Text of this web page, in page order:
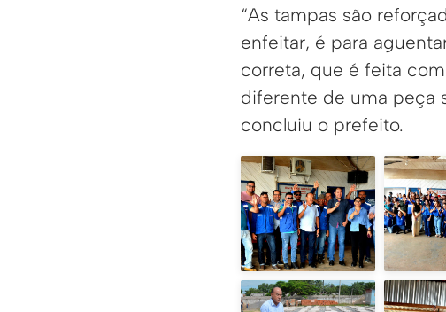
“As tampas são
enfeitar, é para
correta, que é feita
diferente de uma peça
concluiu o prefeito.